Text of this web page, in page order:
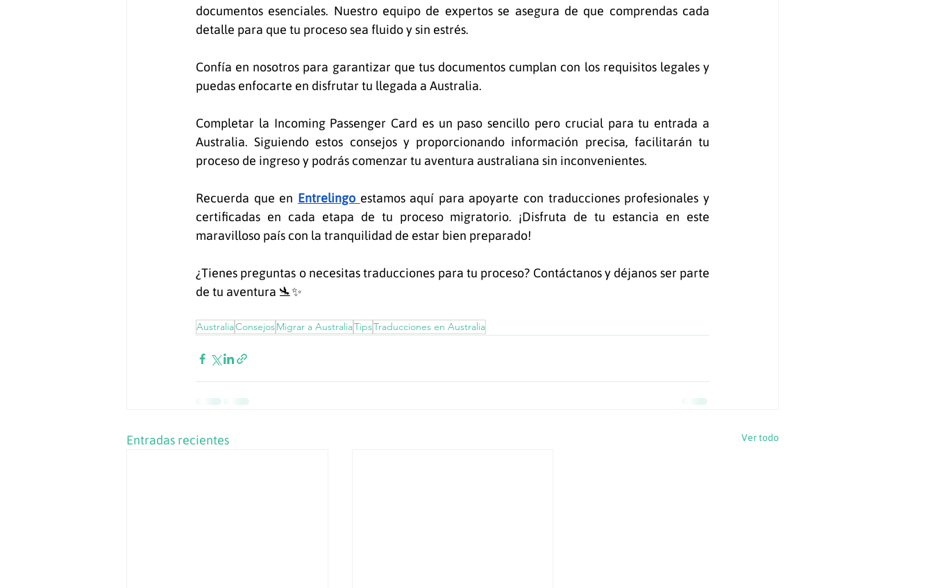
documentos esenciales. Nuestro equipo de expertos se asegura de que comprendas cada
detalle para que tu proceso sea fluido y sin estrés.
Confía en nosotros para garantizar que tus documentos cumplan con los requisitos legales y
puedas enfocarte en disfrutar tu llegada a Australia.
Completar la Incoming Passenger Card es un paso sencillo pero crucial para tu entrada a
Australia. Siguiendo estos consejos y proporcionando información precisa, facilitarán tu
proceso de ingreso y podrás comenzar tu aventura australiana sin inconvenientes.
Recuerda que en Entrelingo estamos aquí para apoyarte con traducciones profesionales y
certificadas en cada etapa de tu proceso migratorio. ¡Disfruta de tu estancia en este
maravilloso país con la tranquilidad de estar bien preparado!
¿Tienes preguntas o necesitas traducciones para tu proceso? Contáctanos y déjanos ser parte
de tu aventura 🛬✨
AustraliaConsejosMigrar a AustraliaTipsTraducciones en Australia
Entradas recientes Ver todo